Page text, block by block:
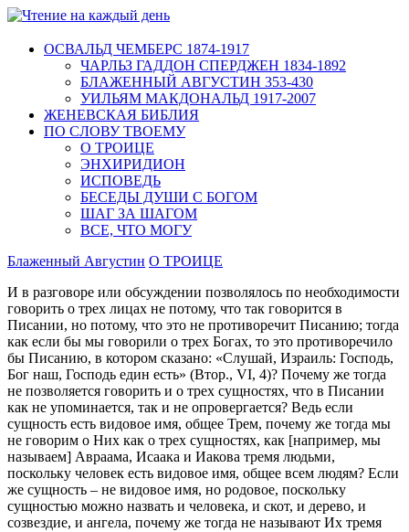
ОСВАЛЬД ЧЕМБЕРС 1874-1917
ЧАРЛЬЗ ГАДДОН СПЕРДЖЕН 1834-1892
БЛАЖЕННЫЙ АВГУСТИН 353-430
УИЛЬЯМ МАКДОНАЛЬД 1917-2007
ЖЕНЕВСКАЯ БИБЛИЯ
ПО СЛОВУ ТВОЕМУ
О ТРОИЦЕ
ЭНХИРИДИОН
ИСПОВЕДЬ
БЕСЕДЫ ДУШИ С БОГОМ
ШАГ ЗА ШАГОМ
ВСЕ, ЧТО МОГУ
Блаженный Августин О ТРОИЦЕ
И в разговоре или обсуждении позволялось по необходимости
говорить о трех лицах не потому, что так говорится в
Писании, но потому, что это не противоречит Писанию; тогда
как если бы мы говорили о трех Богах, то это противоречило
бы Писанию, в котором сказано: «Слушай, Израиль: Господь,
Бог наш, Господь един есть» (Втор., VI, 4)? Почему же тогда
не позволяется говорить и о трех сущностях, что в Писании
как не упоминается, так и не опровергается? Ведь если
сущность есть видовое имя, общее Трем, почему же тогда мы
не говорим о Них как о трех сущностях, как [например, мы
называем] Авраама, Исаака и Иакова тремя людьми,
поскольку человек есть видовое имя, общее всем людям? Если
же сущность – не видовое имя, но родовое, поскольку
сущностью можно назвать и человека, и скот, и дерево, и
созвездие, и ангела, почему же тогда не называют Их тремя